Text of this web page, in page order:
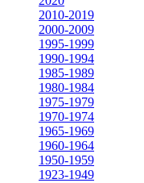
2010-2019
2000-2009
1995-1999
1990-1994
1985-1989
1980-1984
1975-1979
1970-1974
1965-1969
1960-1964
1950-1959
1923-1949